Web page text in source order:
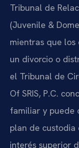
Tribunal de
(Juvenile &
mientras que los
un divorcio o
el Tribunal de
Of SRIS, P.C.
familiar y puede
plan de
interés superior